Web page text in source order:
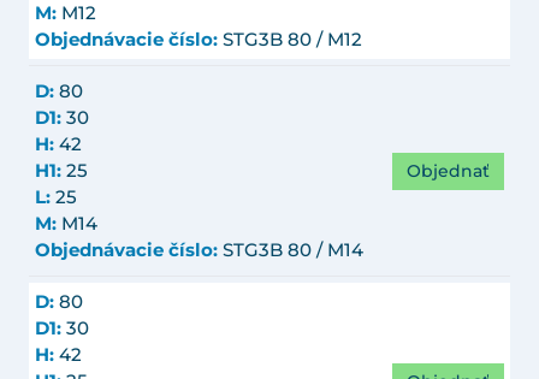
M: M12
Objednávacie číslo: STG3B 80 / M12
D: 80
D1: 30
H: 42
H1: 25
L: 25
M: M14
Objednávacie číslo: STG3B 80 / M14
Objednať
D: 80
D1: 30
H: 42